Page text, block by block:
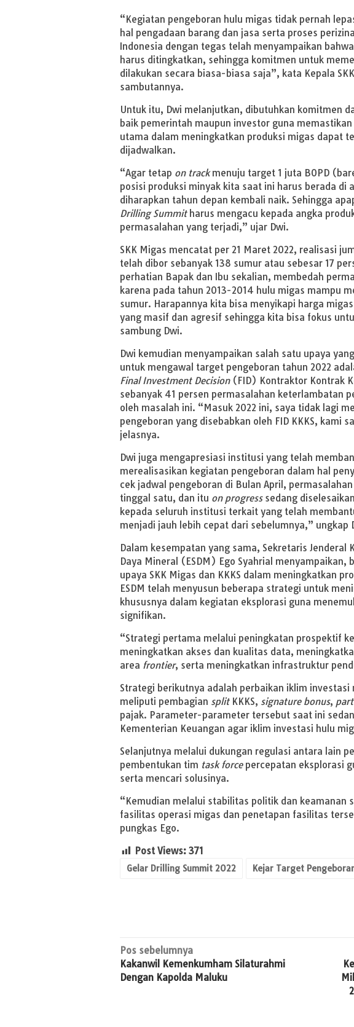
“Kegiatan pengeboran hulu migas tidak pernah
hal pengadaan barang dan jasa serta proses
Indonesia dengan tegas telah menyampaikan
harus ditingkatkan, sehingga komitmen untuk
dilakukan secara biasa-biasa saja”, kata Kepala
sambutannya.
Untuk itu, Dwi melanjutkan, dibutuhkan komitmen
baik pemerintah maupun investor guna
utama dalam meningkatkan produksi migas dapat
dijadwalkan.
“Agar tetap on trackmenuju target 1 juta BOPD
posisi produksi minyak kita saat ini harus berada di
diharapkan tahun depan kembali naik. Sehingga
Drilling Summitharus mengacu kepada angka
permasalahan yang terjadi,” ujar Dwi.
SKK Migas mencatat per 21 Maret 2022, realisasi
telah dibor sebanyak 138 sumur atau sebesar 17
perhatian Bapak dan Ibu sekalian, membedah
karena pada tahun 2013-2014 hulu migas mampu
sumur. Harapannya kita bisa menyikapi harga
yang masif dan agresif sehingga kita bisa fokus
sambung Dwi.
Dwi kemudian menyampaikan salah satu upaya
untuk mengawal target pengeboran tahun 2022
Final Investment Decision(FID) Kontraktor Kontrak
sebanyak 41 persen permasalahan keterlambatan
oleh masalah ini. “Masuk 2022 ini, saya tidak lagi
pengeboran yang disebabkan oleh FID KKKS, kami
jelasnya.
Dwi juga mengapresiasi institusi yang telah
merealisasikan kegiatan pengeboran dalam hal
cek jadwal pengeboran di Bulan April,
tinggal satu, dan itu on progresssedang
kepada seluruh institusi terkait yang telah
menjadi jauh lebih cepat dari sebelumnya,” ungkap
Dalam kesempatan yang sama, Sekretaris Jenderal
Daya Mineral (ESDM) Ego Syahrial
upaya SKK Migas dan KKKS dalam meningkatkan
ESDM telah menyusun beberapa strategi untuk
khususnya dalam kegiatan eksplorasi guna
signifikan.
“Strategi pertama melalui peningkatan prospektif
meningkatkan akses dan kualitas data,
area frontier, serta meningkatkan infrastruktur
Strategi berikutnya adalah perbaikan iklim
meliputi pembagian splitKKKS, signature bonus,
pajak. Parameter-parameter tersebut saat ini
Kementerian Keuangan agar iklim investasi hulu
Selanjutnya melalui dukungan regulasi antara lain
pembentukan tim task forcepercepatan eksplorasi
serta mencari solusinya.
“Kemudian melalui stabilitas politik dan keamanan
fasilitas operasi migas dan penetapan fasilitas
pungkas Ego.
Post Views: 371
Gelar Drilling Summit 2022 Kejar Target
Navigasi
pos
Pos sebelumnya
Kakanwil Kemenkumham Silaturahmi
Dengan Kapolda Maluku